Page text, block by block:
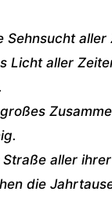
Sehnsucht aller
Licht aller
aller
die